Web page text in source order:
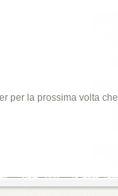
per la prossima volta che